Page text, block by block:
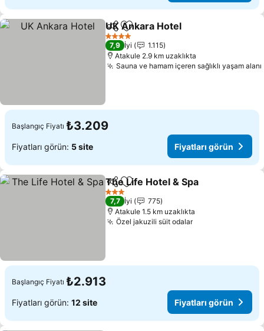
PaylaşFavorilerime ekle
UK Ankara Hotel
4 Yıldız
7,9 İyi
1.115
Atakule 2.9 km uzaklıkta
Sauna ve hamam içeren sağlıklı yaşam alanı
Başlangıç Fiyatı ₺3.209
Fiyatları görün: 5 site Fiyatları görün
PaylaşFavorilerime ekle
The Life Hotel & Spa
3 Yıldız
7,7 İyi
775
Atakule 1.5 km uzaklıkta
Özel jakuzili süit odalarFiyatları görün
Başlangıç Fiyatı ₺2.913
Fiyatları görün: 12 site Fiyatları görün